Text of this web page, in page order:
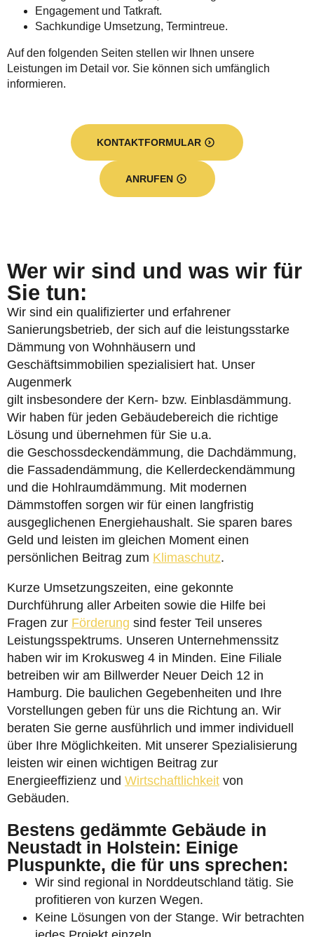
Engagement und Tatkraft.
Sachkundige Umsetzung, Termintreue.
Auf den folgenden Seiten stellen wir Ihnen unsere
Leistungen im Detail vor. Sie können sich umfänglich
informieren.
KONTAKTFORMULAR
ANRUFEN
Wer wir sind und was wir für
Sie tun:
Wir sind ein qualifizierter und erfahrener
Sanierungsbetrieb, der sich auf die leistungsstarke
Dämmung von Wohnhäusern und
Geschäftsimmobilien spezialisiert hat. Unser
Augenmerk
gilt insbesondere der Kern- bzw. Einblasdämmung.
Wir haben für jeden Gebäudebereich die richtige
Lösung und übernehmen für Sie u.a.
die Geschossdeckendämmung, die Dachdämmung,
die Fassadendämmung, die Kellerdeckendämmung
und die Hohlraumdämmung. Mit modernen
Dämmstoffen sorgen wir für einen langfristig
ausgeglichenen Energiehaushalt. Sie sparen bares
Geld und leisten im gleichen Moment einen
persönlichen Beitrag zum Klimaschutz.
Kurze Umsetzungszeiten, eine gekonnte
Durchführung aller Arbeiten sowie die Hilfe bei
Fragen zur Förderung sind fester Teil unseres
Leistungsspektrums. Unseren Unternehmenssitz
haben wir im Krokusweg 4 in Minden. Eine Filiale
betreiben wir am Billwerder Neuer Deich 12 in
Hamburg. Die baulichen Gegebenheiten und Ihre
Vorstellungen geben für uns die Richtung an. Wir
beraten Sie gerne ausführlich und immer individuell
über Ihre Möglichkeiten. Mit unserer Spezialisierung
leisten wir einen wichtigen Beitrag zur
Energieeffizienz und Wirtschaftlichkeit von
Gebäuden.
Bestens gedämmte Gebäude in
Neustadt in Holstein: Einige
Pluspunkte, die für uns sprechen:
Wir sind regional in Norddeutschland tätig. Sie
profitieren von kurzen Wegen.
Keine Lösungen von der Stange. Wir betrachten